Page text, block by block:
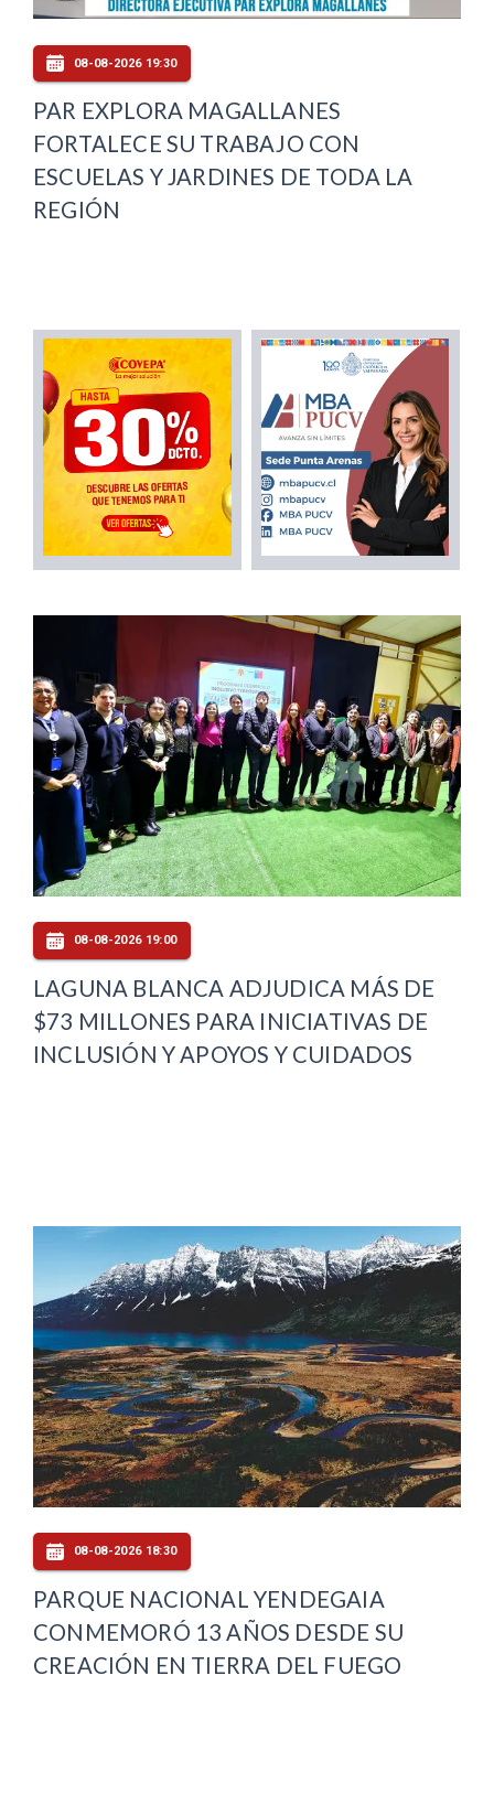
08-08-2026 19:30
PAR EXPLORA MAGALLANES
FORTALECE SU TRABAJO CON
ESCUELAS Y JARDINES DE TODA LA
REGIÓN
08-08-2026 19:00
LAGUNA BLANCA ADJUDICA MÁS DE
$73 MILLONES PARA INICIATIVAS DE
INCLUSIÓN Y APOYOS Y CUIDADOS
08-08-2026 18:30
PARQUE NACIONAL YENDEGAIA
CONMEMORÓ 13 AÑOS DESDE SU
CREACIÓN EN TIERRA DEL FUEGO